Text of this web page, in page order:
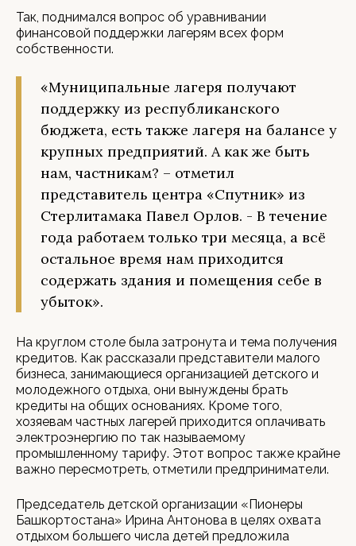
Так, поднимался вопрос об уравнивании
финансовой поддержки лагерям всех форм
собственности.
«Муниципальные лагеря получают
поддержку из республиканского
бюджета, есть также лагеря на балансе у
крупных предприятий. А как же быть
нам, частникам? – отметил
представитель центра «Спутник» из
Стерлитамака Павел Орлов. - В течение
года работаем только три месяца, а всё
остальное время нам приходится
содержать здания и помещения себе в
убыток».
На круглом столе была затронута и тема получения
кредитов. Как рассказали представители малого
бизнеса, занимающиеся организацией детского и
молодежного отдыха, они вынуждены брать
кредиты на общих основаниях. Кроме того,
хозяевам частных лагерей приходится оплачивать
электроэнергию по так называемому
промышленному тарифу. Этот вопрос также крайне
важно пересмотреть, отметили предприниматели.
Председатель детской организации «Пионеры
Башкортостана» Ирина Антонова в целях охвата
отдыхом большего числа детей предложила